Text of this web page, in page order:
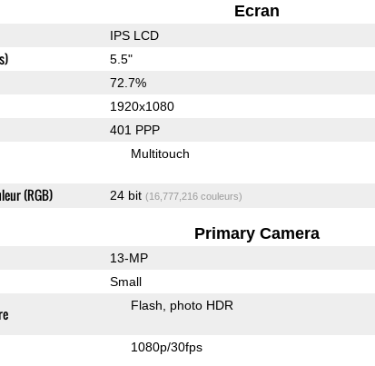
Ecran
IPS LCD
5.5"
72.7%
1920x1080
401 PPP
Multitouch
(RGB) 24 bit (16,777,216 couleurs)
Primary Camera
13-MP
Small
Flash photo HDR
1080p/30fps